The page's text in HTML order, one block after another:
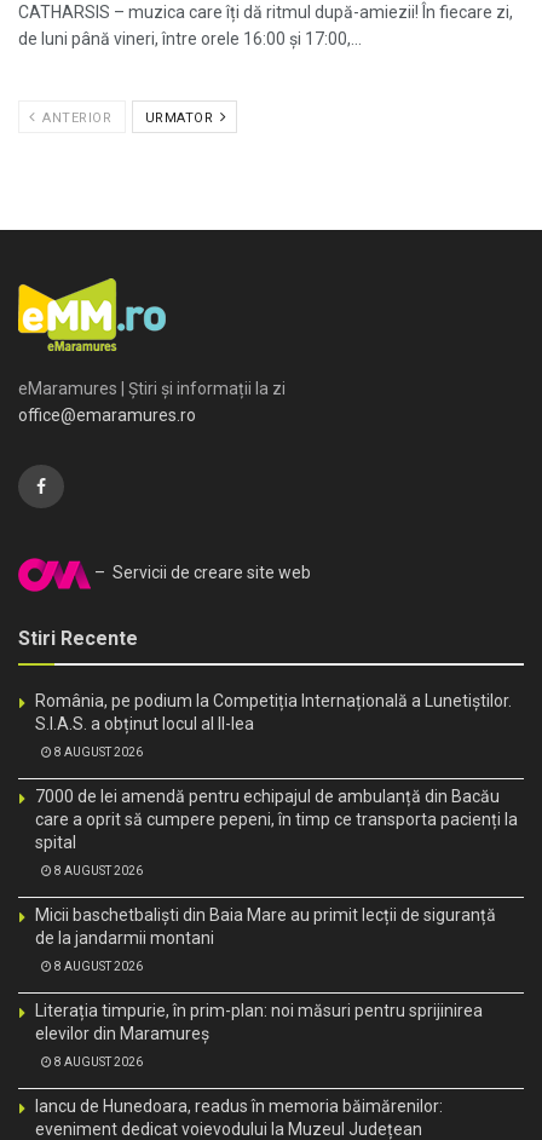
CATHARSIS – muzica care îți dă ritmul după-amiezii! În fiecare zi,
de luni până vineri, între orele 16:00 și 17:00,...
ANTERIOR URMATOR
eMaramures | Știri și informații la zi
office@emaramures.ro
– Servicii de creare site web
Stiri Recente
România, pe podium la Competiția Internațională a Lunetiștilor.
S.I.A.S. a obținut locul al II-lea
8 AUGUST 2026
7000 de lei amendă pentru echipajul de ambulanță din Bacău
care a oprit să cumpere pepeni, în timp ce transporta pacienți la
spital
8 AUGUST 2026
Micii baschetbaliști din Baia Mare au primit lecții de siguranță
de la jandarmii montani
8 AUGUST 2026
Literația timpurie, în prim-plan: noi măsuri pentru sprijinirea
elevilor din Maramureș
8 AUGUST 2026
Iancu de Hunedoara, readus în memoria băimărenilor:
eveniment dedicat voievodului la Muzeul Județean